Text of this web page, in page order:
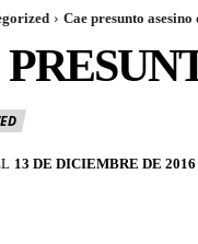
Cae presunto
13 DE DICIEMBRE DE 2016